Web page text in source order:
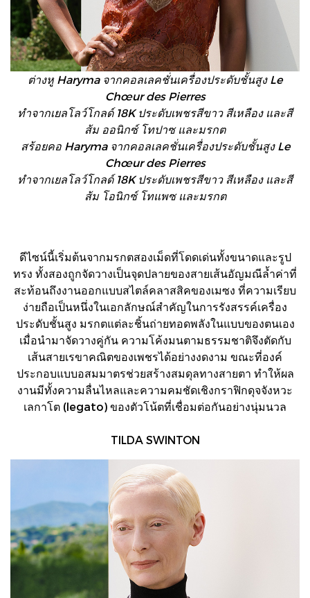
ต่างหู Haryma จากคอลเลคชั่นเครื่องประดับชั้นสูง Le
Chœur des Pierres
ทำจากเยลโลว์โกลด์ 18K ประดับเพชรสีขาว สีเหลือง และสี
ส้ม ออนิกซ์ โทปาซ และมรกต
สร้อยคอ Haryma จากคอลเลคชั่นเครื่องประดับชั้นสูง Le
Chœur des Pierres
ทำจากเยลโลว์โกลด์ 18K ประดับเพชรสีขาว สีเหลือง และสี
ส้ม โอนิกซ์ โทแพซ และมรกต
ดีไซน์นี้เริ่มต้นจากมรกตสองเม็ดที่โดดเด่นทั้งขนาดและรูป
ทรง ทั้งสองถูกจัดวางเป็นจุดปลายของสายเส้นอัญมณีล้ำค่าที่
สะท้อนถึงงานออกแบบสไตล์คลาสสิคของเมซง ที่ความเรียบ
ง่ายถือเป็นหนึ่งในเอกลักษณ์สำคัญในการรังสรรค์เครื่อง
ประดับชั้นสูง มรกตแต่ละชิ้นถ่ายทอดพลังในแบบของตนเอง
เมื่อนำมาจัดวางคู่กัน ความโค้งมนตามธรรมชาติจึงตัดกับ
เส้นสายเรขาคณิตของเพชรได้อย่างงดงาม ขณะที่องค์
ประกอบแบบอสมมาตรช่วยสร้างสมดุลทางสายตา ทำให้ผล
งานมีทั้งความลื่นไหลและความคมชัดเชิงกราฟิกดุจจังหวะ
เลกาโต (legato) ของตัวโน้ตที่เชื่อมต่อกันอย่างนุ่มนวล
TILDA SWINTON